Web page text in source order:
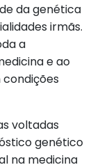
da genética
irmãs.
a
e ao
voltadas
genético
na medicina